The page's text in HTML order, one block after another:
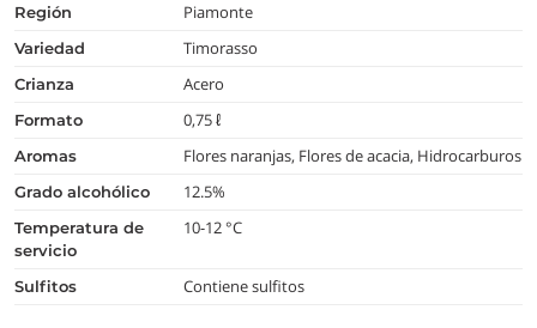
región Piamonte
variedad Timorasso
crianza Acero
formato 0,75 ℓ
aromas Flores naranjas, Flores de acacia, Hidrocarburos
grado alcohólico 12.5%
temperatura de
servicio
10-12 °C
Sulfitos Contiene sulfitos